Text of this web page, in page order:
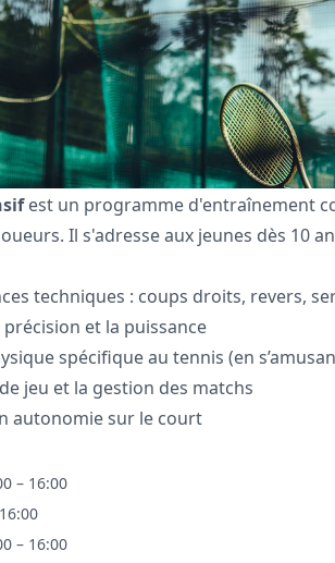
est un programme d'entraînement
Il s'adresse aux jeunes dès 10
techniques : coups droits, revers,
et la puissance
spécifique au tennis (en
jeu et la gestion des matchs
autonomie sur le court
– 16:00
– 16:00